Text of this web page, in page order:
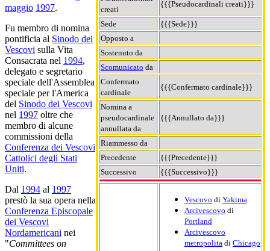
creati
{{{Pseudocardinali creati}}}
Sede
{{{Sede}}}
Opposto a
Sostenuto da
Scomunicato da
Confermato
cardinale
{{{Confermato cardinale}}}
Nomina a
pseudocardinale
annullata da
{{{Annullato da}}}
Riammesso da
Precedente
{{{Precedente}}}
Successivo
{{{Successivo}}}
Vescovo di Yakima
Arcivescovo di
Portland
Arcivescovo
metropolita di Chicago
maggio 1997.
Fu membro di nomina
pontificia al Sinodo dei
Vescovi sulla Vita
Consacrata nel 1994,
delegato e segretario
speciale dell'Assemblea
speciale per l'America
del Sinodo dei Vescovi
nel 1997 oltre che
membro di alcune
commissioni della
Conferenza dei Vescovi
Cattolici degli Stati
Uniti.
Dal 1994 al 1997
prestò la sua opera nella
Conferenza Episcopale
dei Vescovi
Nordamericani nei
"Committees on